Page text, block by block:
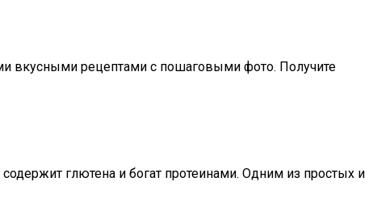
вкусными рецептами с пошаговыми фото. Получите
глютена и богат протеинами. Одним из простых и